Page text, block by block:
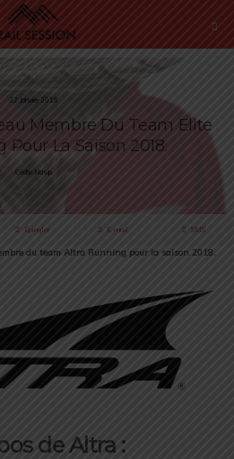
22 Janvier 2018
Membre Du Team Elite
La Saison 2018.
Cédric Masip
Épingler E-mail SMS
du team Altra Running pour la saison 2018.
de Altra :